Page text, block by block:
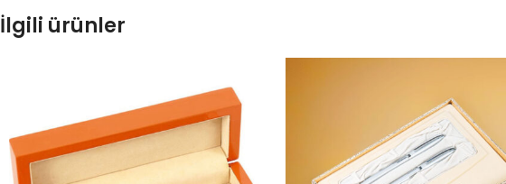
İlgili ürünler